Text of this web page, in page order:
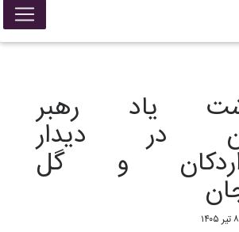
False{ return; }
یاد رهبر
در دیدار
و گل